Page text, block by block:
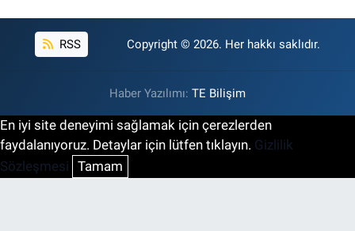
RSS Copyright © 2026. Her hakkı saklıdır.
Haber Yazılımı: TE Bilişim
En iyi site deneyimi sağlamak için çerezlerden
faydalanıyoruz. Detaylar için lütfen tıklayın. Gizlilik
Sözleşmesi Tamam